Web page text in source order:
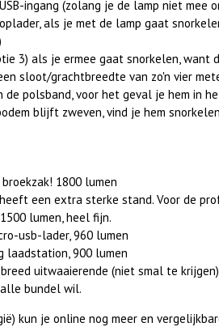
ingang (zolang je de lamp niet mee
als je met de lamp gaat
3) als je ermee gaat snorkelen, want
sloot/grachtbreedte van zo'n vier
de polsband, voor het geval je hem in
blijft zweven, vind je hem
1800 lumen
een extra sterke stand. Voor de
lumen, heel fijn.
usb-lader, 960 lumen
laadstation, 900 lumen
uitwaaierende (niet smal te
bundel wil.
kun je online nog meer en